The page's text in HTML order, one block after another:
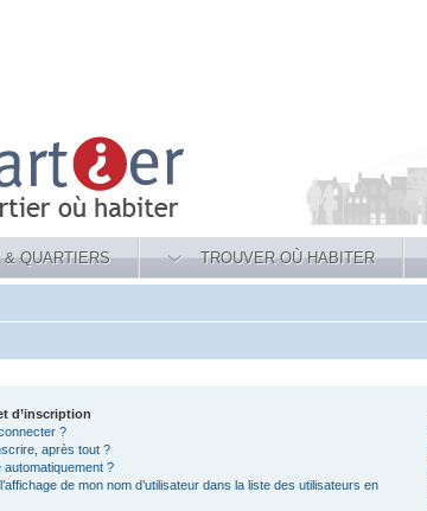
& QUARTIERS TROUVER OÙ HABITER
d’inscription
?
après tout ?
?
de mon nom d’utilisateur dans la liste des utilisateurs en